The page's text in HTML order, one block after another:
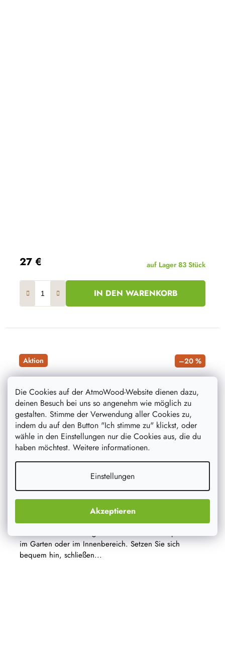
Die Cookies auf der AtmoWood-Website dienen dazu,
deinen Besuch bei uns so angenehm wie möglich zu
gestalten. Stimme der Verwendung aller Cookies zu,
indem du auf den Button "Ich stimme zu" klickst, oder
wähle in den Einstellungen nur die Cookies aus, die du
haben möchtest. Weitere informationen.
Einstellungen
Akzeptieren
27 € auf Lager 83 Stück
IN DEN WARENKORB
Aktion –20 %
Hängeschaukelstuhl mit Kissen - natur
Der naturfarbene Hängeschaukelstuhl mit Kissen in Form
im Garten oder im Innenbereich. Setzen Sie sich
bequem hin, schließen...